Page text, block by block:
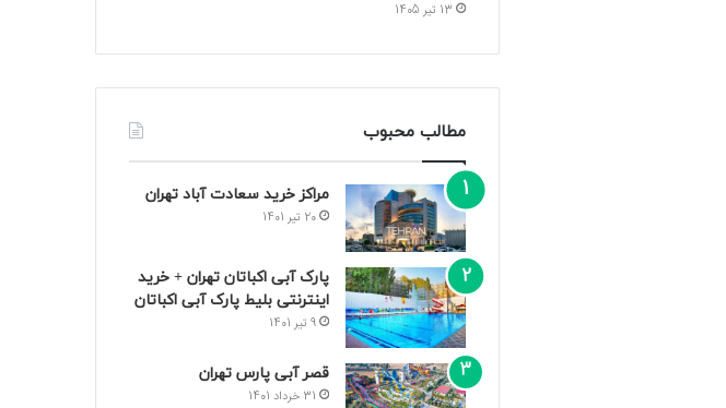
13 تیر 1405
مطالب محبوب
مراکز خرید سعادت‌ آباد تهران
20 تیر 1401
پارک آبی اکباتان تهران + خرید
اینترنتی بلیط پارک آبی اکباتان
9 تیر 1401
قصر آبی پارس تهران
31 خرداد 1401